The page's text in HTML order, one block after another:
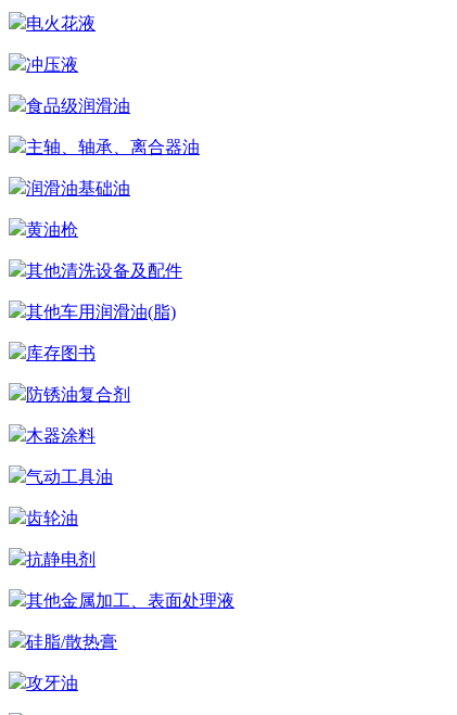
电火花液
冲压液
食品级润滑油
主轴、轴承、离合器油
润滑油基础油
黄油枪
其他清洗设备及配件
其他车用润滑油(脂)
库存图书
防锈油复合剂
木器涂料
气动工具油
齿轮油
抗静电剂
其他金属加工、表面处理液
硅脂/散热膏
攻牙油